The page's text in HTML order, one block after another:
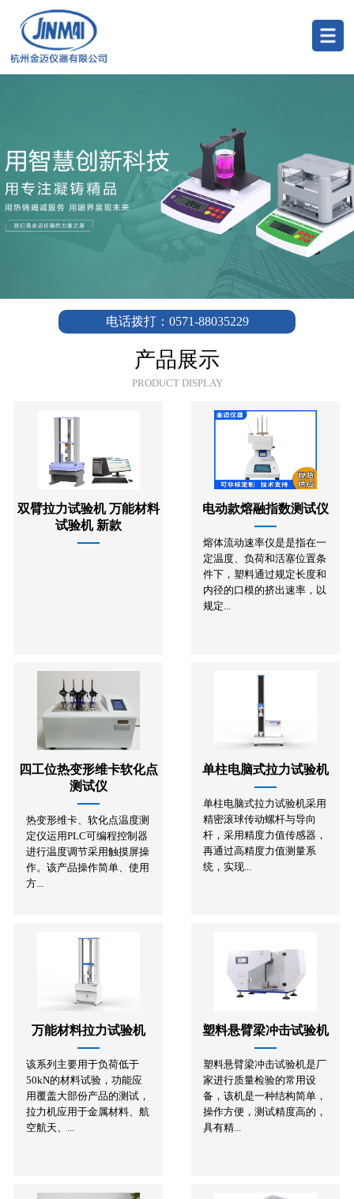
电话拨打：0571-88035229
产品展示
PRODUCT DISPLAY
双臂拉力试验机 万能材料
试验机 新款
电动款熔融指数测试仪
熔体流动速率仪是是指在一
定温度、负荷和活塞位置条
件下，塑料通过规定长度和
内径的口模的挤出速率，以
规定...
四工位热变形维卡软化点
测试仪
热变形维卡、软化点温度测
定仪运用PLC可编程控制器
进行温度调节采用触摸屏操
作。该产品操作简单、使用
方...
单柱电脑式拉力试验机
单柱电脑式拉力试验机采用
精密滚球传动螺杆与导向
杆，采用精度力值传感器，
再通过高精度力值测量系
统，实现...
万能材料拉力试验机
该系列主要用于负荷低于
50kN的材料试验，功能应
用覆盖大部份产品的测试，
拉力机应用于金属材料、航
空航天、...
塑料悬臂梁冲击试验机
塑料悬臂梁冲击试验机是厂
家进行质量检验的常用设
备，该机是一种结构简单，
操作方便，测试精度高的，
具有精...